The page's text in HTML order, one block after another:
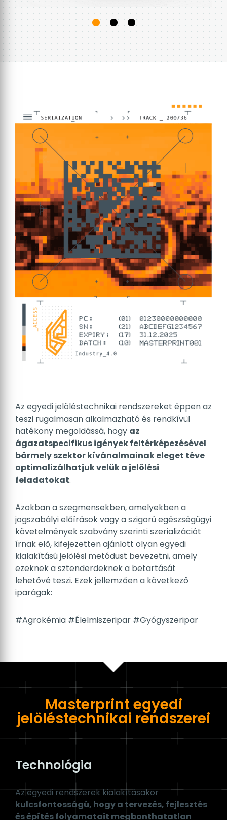
Az egyedi jelöléstechnikai rendszereket éppen az
teszi rugalmasan alkalmazható és rendkívül
hatékony megoldássá, hogy az
ágazatspecifikus igények feltérképezésével
optimalizálhatjuk velük a jelölési
feladatokat.
Azokban a szegmensekben, amelyekben a
jogszabályi előírások vagy a szigorú egészségügyi
követelmények szabvány szerinti szerializációt
írnak elő, kifejezetten ajánlott olyan egyedi
kialakítású jelölési metódust bevezetni, amely
lehetővé teszi. Ezek jellemzően a következő
iparágak:
Masterprint egyedi
Technológia